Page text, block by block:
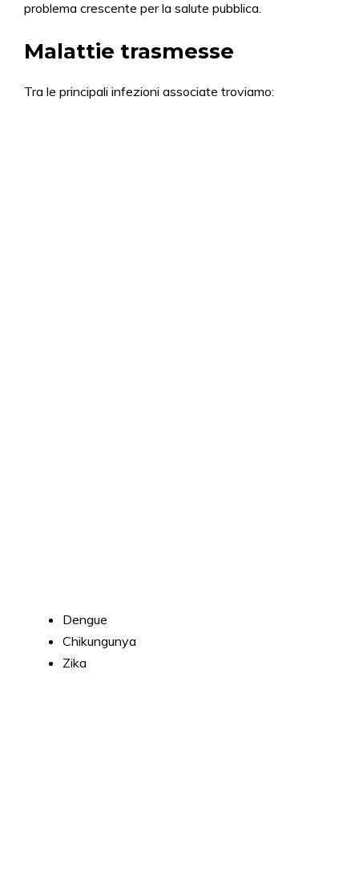
problema crescente per la salute pubblica.
Malattie trasmesse
Tra le principali infezioni associate troviamo:
Dengue
Chikungunya
Zika